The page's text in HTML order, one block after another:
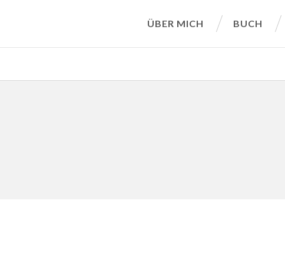
ÜBER MICH BUCH